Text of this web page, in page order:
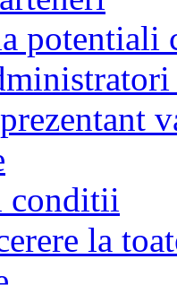
potentiali
conditii
la